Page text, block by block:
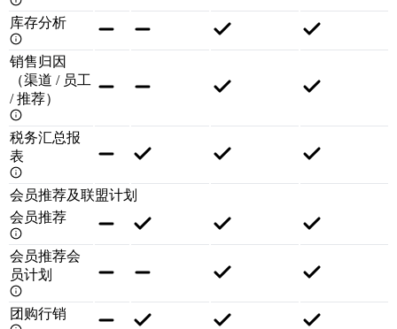
库存分析
销售归因
（渠道 / 员工
/ 推荐）
税务汇总报
表
会员推荐及联盟计划
会员推荐
会员推荐会
员计划
团购行销